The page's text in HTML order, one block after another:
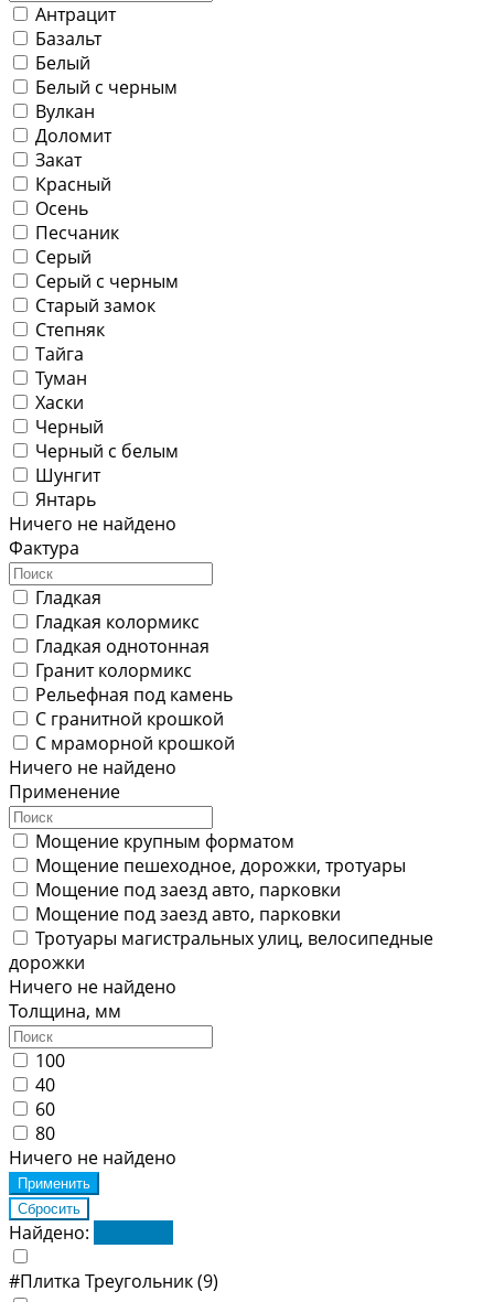
Антрацит
Базальт
Белый
Белый с черным
Вулкан
Доломит
Закат
Красный
Осень
Песчаник
Серый
Серый с черным
Старый замок
Степняк
Тайга
Туман
Хаски
Черный
Черный с белым
Шунгит
Янтарь
Ничего не найдено
Фактура
Гладкая
Гладкая колормикс
Гладкая однотонная
Гранит колормикс
Рельефная под камень
С гранитной крошкой
С мраморной крошкой
Ничего не найдено
Применение
Мощение крупным форматом
Мощение пешеходное, дорожки, тротуары
Мощение под заезд авто, парковки
Мощение под заезд авто, парковки
Тротуары магистральных улиц, велосипедные
дорожки
Ничего не найдено
Толщина, мм
100
40
60
80
Ничего не найдено
Найдено:
#Плитка Треугольник(9)